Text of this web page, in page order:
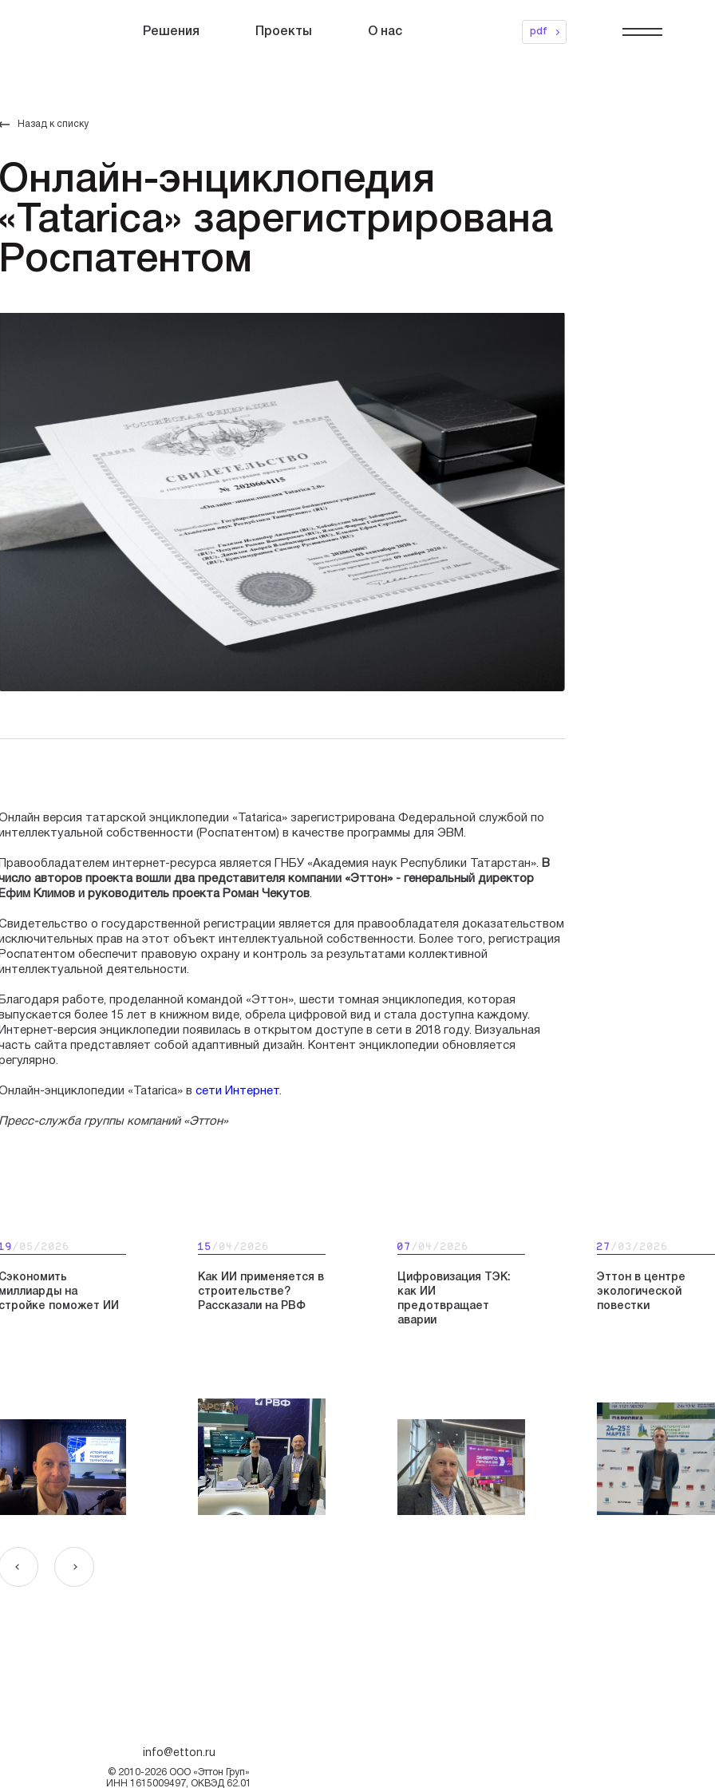
Решения Проекты О нас pdf
Назад к списку
Онлайн-энциклопедия
«Tatarica» зарегистрирована
Роспатентом
версия татарской энциклопедии «Tatarica» зарегистрирована Федеральной службой по
собственности (Роспатентом) в качестве программы для ЭВМ.
Правообладателем интернет-ресурса является ГНБУ «Академия наук Республики Татарстан».
В
авторов проекта вошли два представителя компании «Эттон» - генеральный директор
Ефим Климов и руководитель проекта Роман Чекутов
о государственной регистрации является для правообладателя доказательством
прав на этот объект интеллектуальной собственности. Более того, регистрация
Роспатентом обеспечит правовую охрану и контроль за результатами коллективной
деятельности.
Благодаря работе, проделанной командой «Эттон», шести томная энциклопедия, которая
более 15 лет в книжном виде, обрела цифровой вид и стала доступна каждому.
Интернет-версия энциклопедии появилась в открытом доступе в сети в 2018 году. Визуальная
сайта представляет собой адаптивный дизайн. Контент энциклопедии обновляется
энциклопедии «Tatarica» в сети Интернет
Пресс-служба группы компаний «Эттон»
/05/2026
Сэкономить
миллиарды на
стройке поможет ИИ
15 /04/2026
Как ИИ применяется в
строительстве?
Рассказали на РВФ
07 /04/2026
Цифровизация ТЭК:
как ИИ
предотвращает
аварии
27 /03/2026
Эттон в центре
экологической
повестки
info@etton.ru
© 2010-2026 ООО «Эттон Груп»
ИНН 1615009497, ОКВЭД 62.01